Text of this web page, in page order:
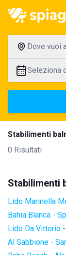
Dove vuoi
Seleziona
Stabilimenti
0 Risultati
Stabilimenti
Lido Marinella
Bahia Blanca -
Lido Da Vittorio
Al Sabbione -